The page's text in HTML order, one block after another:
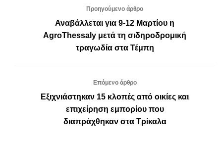
Προηγούμενο άρθρο
Αναβάλλεται για 9-12 Μαρτίου η
AgroThessaly μετά τη σιδηροδρομική
τραγωδία στα Τέμπη
Επόμενο άρθρο
Εξιχνιάστηκαν 15 κλοπές από οικίες και
επιχείρηση εμπορίου που
διαπράχθηκαν στα Τρίκαλα